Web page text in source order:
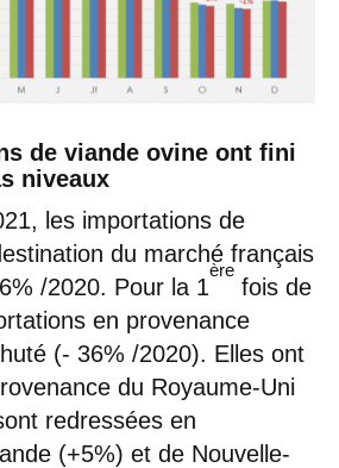
de viande ovine ont fini
niveaux
les importations de
du marché français
/2020. Pour la 1
ère
fois de
en provenance
(- 36% /2020). Elles ont
du Royaume-Uni
redressées en
(+5%) et de Nouvelle-